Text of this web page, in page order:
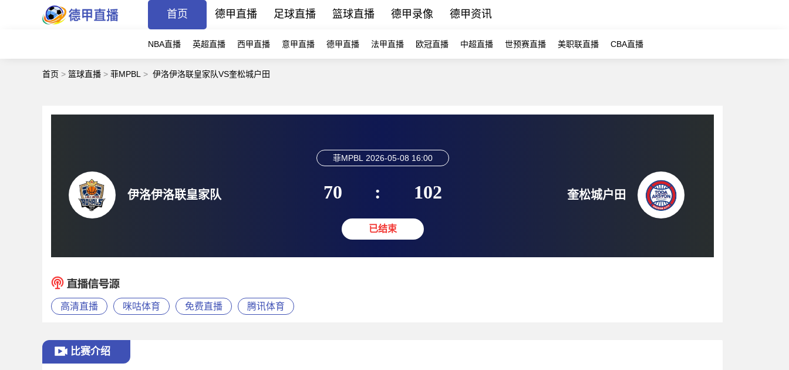
首页 德甲直播 足球直播 篮球直播 德甲录像 德甲资讯
NBA直播 英超直播 西甲直播 意甲直播 德甲直播 法甲直播 欧冠直播 中超直播 世预赛直播 美职联直播 CBA直播
首页 > 篮球直播 > 菲MPBL > 伊洛伊洛联皇家队VS奎松城户田
伊洛伊洛联皇家队
菲MPBL 2026-05-08 16:00
70 : 102
已结束
奎松城户田
高清直播 咪咕体育 免费直播 腾讯体育
比赛介绍